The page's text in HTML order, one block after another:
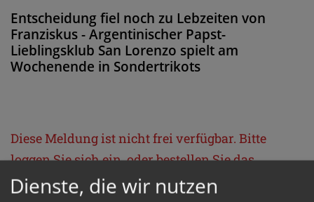
Entscheidung fiel noch zu Lebzeiten von
Franziskus - Argentinischer Papst-
Lieblingsklub San Lorenzo spielt am
Wochenende in Sondertrikots
Diese Meldung ist nicht frei verfügbar. Bitte
loggen Sie sich ein, oder bestellen Sie das
ProduktKathpress_online.
Dienste, die wir nutzen